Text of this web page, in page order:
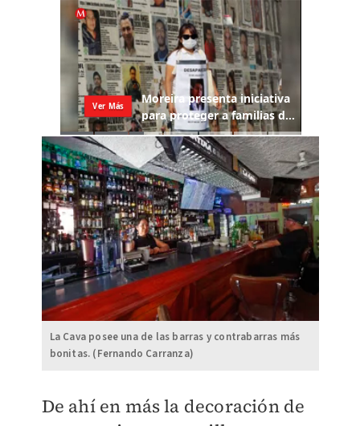
La Cava posee una de las barras y contrabarras más
bonitas. (Fernando Carranza)
De ahí en más la decoración de